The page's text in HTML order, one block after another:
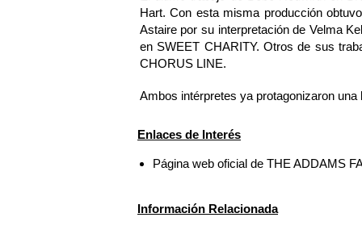
Hart. Con esta misma producción
Astaire por su interpretación de Velma
en SWEET CHARITY. Otros de sus
CHORUS LINE.
Ambos intérpretes ya protagonizaron
Enlaces de Interés
Página web oficial de THE ADDAMS
Información Relacionada